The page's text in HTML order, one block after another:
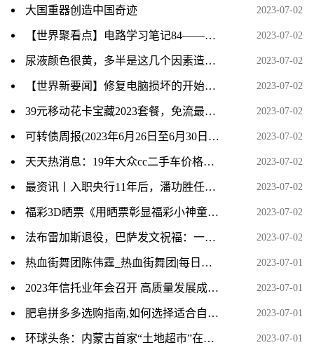
大国重器创造中国奇迹 2023-07-02
【世界聚看点】电路学习笔记84——极点、零点与冲激响应 2023-07-02
尿液颜色很黄，多半是这几个因素造成的_新资讯 2023-07-02
【世界新要闻】修复电脑损坏的开始菜单 2023-07-02
39元移动花卡宝藏2023套餐，免流最高200GB 环球热头条 2023-07-02
可转债周报(2023年6月26日至6月30日)：转债市场反弹 后续仍需均衡布局_全球今头条 2023-07-02
天天热消息：19年大众cc二手车价格_大众cc二手车怎么样 2023-07-02
最资讯丨入职央行11年后，潘功胜任中国人民银行党委书记 2023-07-02
福彩3D晒票《用晒票彰显福彩小神童的骄傲时刻》 2023-07-02
法布雷加斯退役，巴萨发文祝福：一位传奇告别，谢谢你️ 2023-07-02
热血街舞团陈伟霆_热血街舞团|每日头条 2023-07-01
2023年信托业年会召开 高质量发展成主题 资讯推荐 2023-07-01
肥皂拼多多选购指南,如何选择适合自己的肥皂规格 2023-07-01
环球头条：内蒙古首家“土地超市”在包头开门迎客 2023-07-01